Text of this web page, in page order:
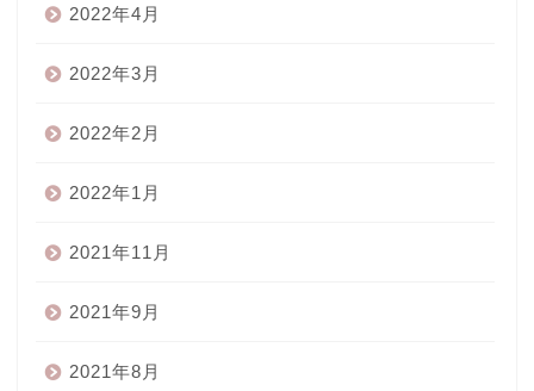
2022年4月
2022年3月
2022年2月
2022年1月
2021年11月
2021年9月
2021年8月